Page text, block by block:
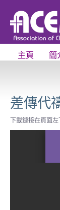
主頁 簡
差傳代
下載鏈接在頁面左